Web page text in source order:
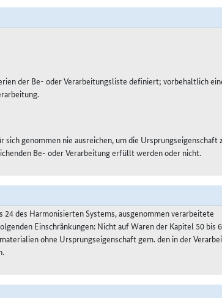
der Be- oder Verarbeitungsliste definiert; vorbehaltlich
genommen nie ausreichen, um die Ursprungseigenschaft
Be- oder Verarbeitung erfüllt werden oder nicht.
des Harmonisierten Systems, ausgenommen verarbeitete
Einschränkungen: Nicht auf Waren der Kapitel 50 bis
ohne Ursprungseigenschaft gem. den in der